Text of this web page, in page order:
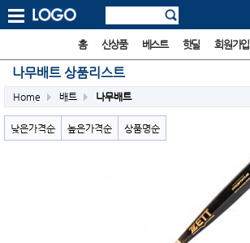
홈 신상품 베스트 핫딜 회원가입
나무배트 상품리스트
Home 배트 나무배트
낮은가격순 높은가격순 상품명순